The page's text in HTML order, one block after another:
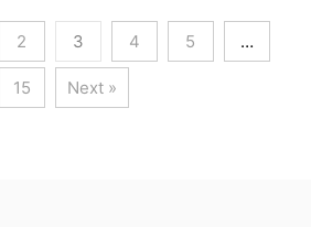
2 3 4 5 …
15 Next »